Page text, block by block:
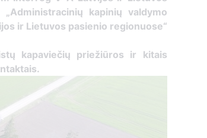
kapinių valdymo
ir Lietuvos pasienio regionuose“
kapaviečių priežiūros ir kitais